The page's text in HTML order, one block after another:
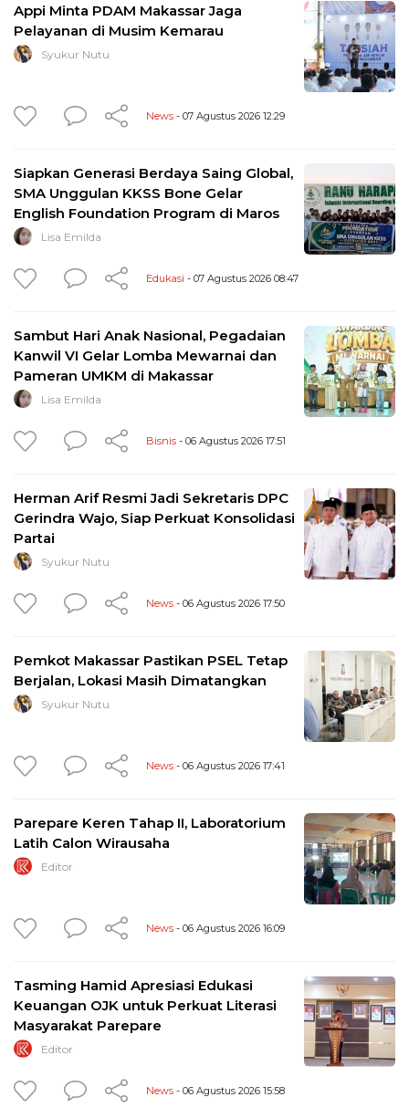
Appi Minta PDAM Makassar Jaga
Pelayanan di Musim Kemarau
Syukur Nutu
News - 07 Agustus 2026 12:29
Siapkan Generasi Berdaya Saing Global,
SMA Unggulan KKSS Bone Gelar
English Foundation Program di Maros
Lisa Emilda
Edukasi - 07 Agustus 2026 08:47
Sambut Hari Anak Nasional, Pegadaian
Kanwil VI Gelar Lomba Mewarnai dan
Pameran UMKM di Makassar
Lisa Emilda
Bisnis - 06 Agustus 2026 17:51
Herman Arif Resmi Jadi Sekretaris DPC
Gerindra Wajo, Siap Perkuat Konsolidasi
Partai
Syukur Nutu
News - 06 Agustus 2026 17:50
Pemkot Makassar Pastikan PSEL Tetap
Berjalan, Lokasi Masih Dimatangkan
Syukur Nutu
News - 06 Agustus 2026 17:41
Parepare Keren Tahap II, Laboratorium
Latih Calon Wirausaha
Editor
News - 06 Agustus 2026 16:09
Tasming Hamid Apresiasi Edukasi
Keuangan OJK untuk Perkuat Literasi
Masyarakat Parepare
Editor
News - 06 Agustus 2026 15:58